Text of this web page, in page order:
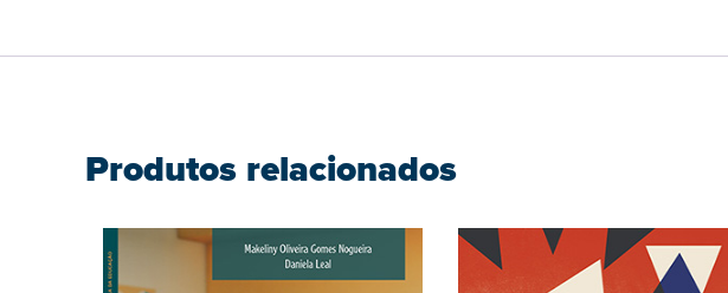
Produtos relacionados